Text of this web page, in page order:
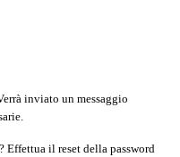
inviato un messaggio
Effettua il reset della password